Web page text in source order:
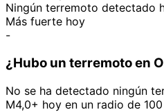
Ningún terremoto detectado
Más fuerte hoy
-
¿Hubo un terremoto en
No se ha detectado ningún
M4,0+ hoy en un radio de